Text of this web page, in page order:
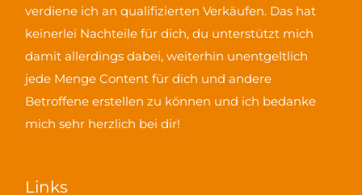
verdiene ich an qualifizierten Verkäufen. Das hat
keinerlei Nachteile für dich, du unterstützt mich
damit allerdings dabei, weiterhin unentgeltlich
jede Menge Content für dich und andere
Betroffene erstellen zu können und ich bedanke
mich sehr herzlich bei dir!
Links